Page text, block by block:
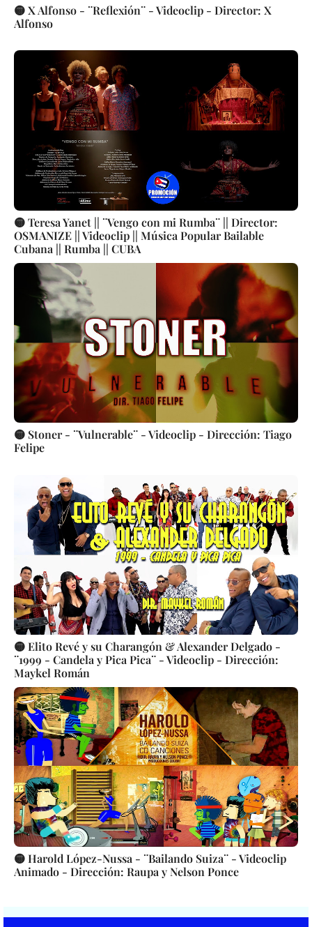
🟡 X Alfonso - ¨Reflexión¨ - Videoclip - Director: X
Alfonso
🟡 Teresa Yanet || ¨Vengo con mi Rumba¨ || Director:
OSMANIZE || Videoclip || Música Popular Bailable
Cubana || Rumba || CUBA
🟡 Stoner - ¨Vulnerable¨ - Videoclip - Dirección: Tiago
Felipe
🟡 Elito Revé y su Charangón & Alexander Delgado -
¨1999 - Candela y Pica Pica¨ - Videoclip - Dirección:
Maykel Román
🟡 Harold López-Nussa - ¨Bailando Suiza¨ - Videoclip
Animado - Dirección: Raupa y Nelson Ponce